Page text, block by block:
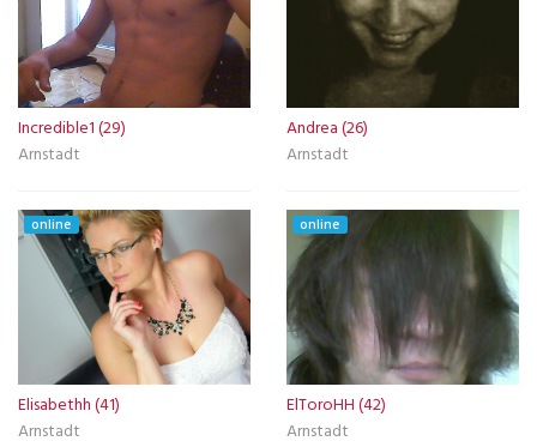
Incredible1 (29)
Arnstadt
Andrea (26)
Arnstadt
online
Elisabethh (41)
Arnstadt
online
ElToroHH (42)
Arnstadt